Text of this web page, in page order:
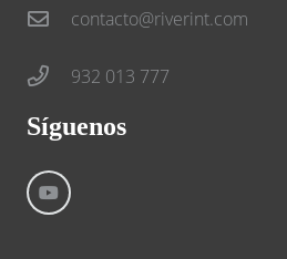
contacto@riverint.com
932 013 777
Síguenos